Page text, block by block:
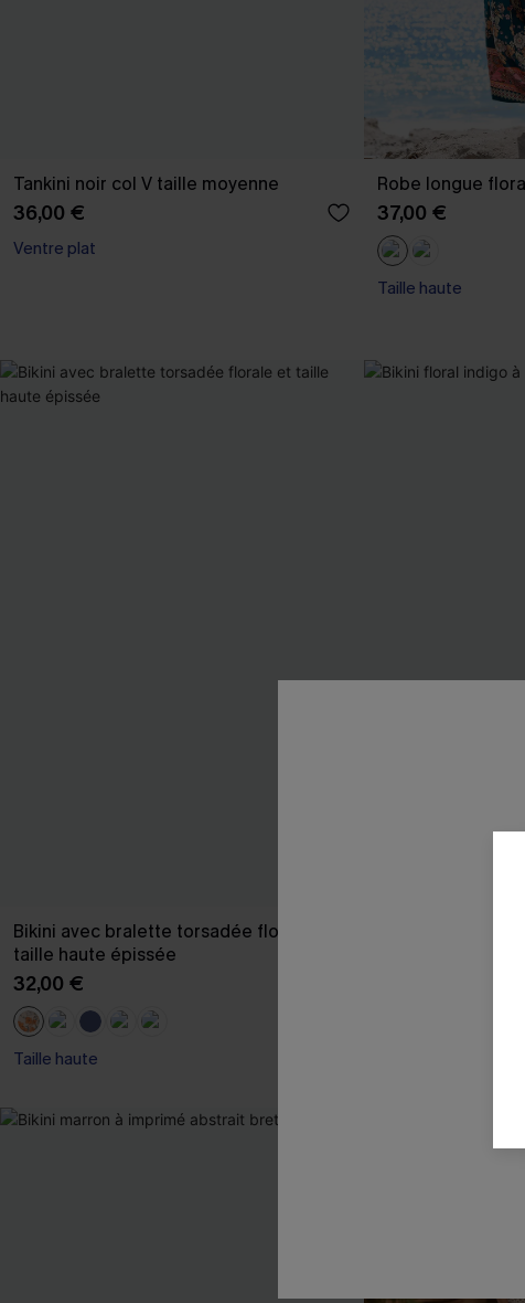
Tankini noir col V taille moyenne
36,00 €
Ventre plat
Robe longue
37,00 €
Taille haute
Bikini avec bralette torsadée florale et
taille haute épissée
32,00 €
Taille haute
Bikini floral